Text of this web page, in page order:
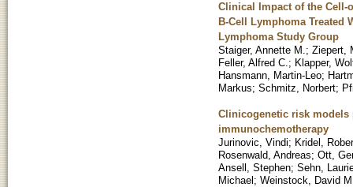
Clinical Impact of the Cell-
B-Cell Lymphoma Treated
Lymphoma Study Group
Staiger, Annette M. ; Ziepert,
Feller, Alfred C. ; Klapper,
Hansmann, Martin-Leo;
Markus; Schmitz, Norbert;
Clinicogenetic risk
immunochemotherapy
Jurinovic, Vindi; Kridel,
Rosenwald, Andreas; Ott,
Ansell, Stephen; Sehn,
Michael; Weinstock, David